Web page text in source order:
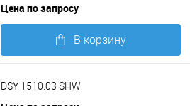
Цена по запросу
В корзину
DSY 1510.03 SHW